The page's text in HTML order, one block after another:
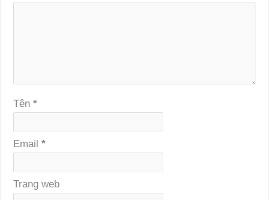
Tên*
Email*
Trang web